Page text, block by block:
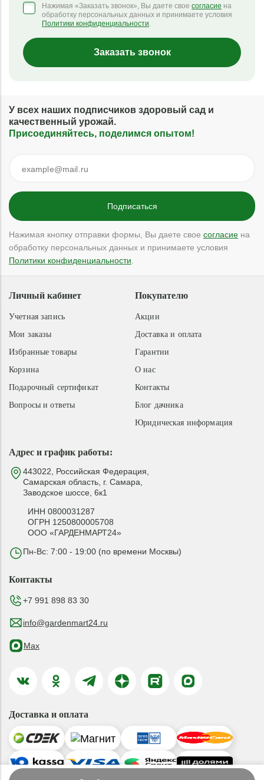
Нажимая «Заказать звонок», Вы даете свое согласие на
обработку персональных данных и принимаете условия
Политики конфиденциальности.
Заказать звонок
У всех наших подписчиков здоровый сад и
качественный урожай.
Присоединяйтесь, поделимся опытом!
Нажимая кнопку отправки формы, Вы даете свое согласие на
обработку персональных данных и принимаете условия
Политики конфиденциальности
Адрес и график работы:
443022, Российская Федерация,
Самарская область, г. Самара,
Заводское шоссе, 6к1
ИНН 0800031287
ОГРН 1250800005708
ООО «ГАРДЕНМАРТ24»
Пн-Вс: 7:00 - 19:00 (по времени Москвы)
Покупателю
Акции
Доставка и оплата
Гарантии
О нас
Контакты
Блог дачника
Юридическая информация
Личный кабинет
Учетная запись
Мои заказы
Избранные товары
Корзина
Подарочный сертификат
Вопросы и ответы
Контакты
+7 991 898 83 30
info@gardenmart24.ru
Max
Доставка и оплата